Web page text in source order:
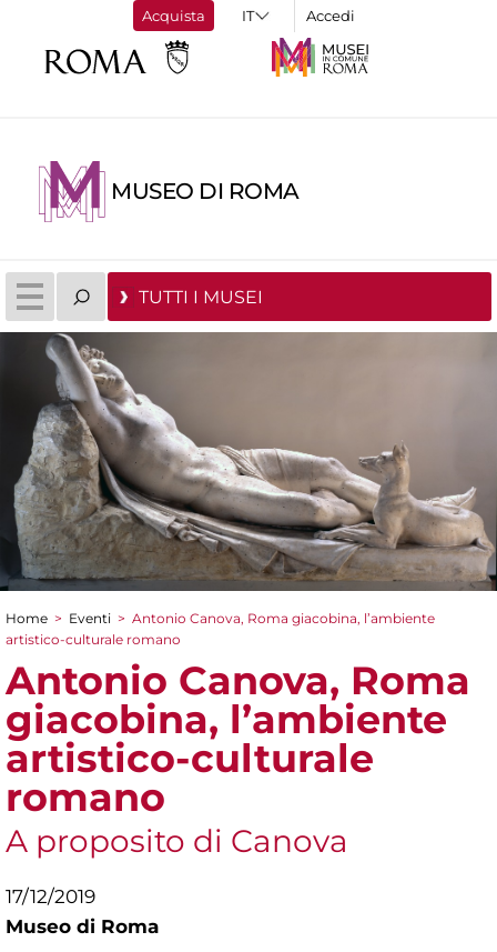
Acquista Accedi
MUSEO DI ROMA
TUTTI I MUSEI
Tu sei qui
Home > Eventi > Antonio Canova, Roma giacobina, l’ambiente
artistico-culturale romano
Antonio Canova, Roma
giacobina, l’ambiente
artistico-culturale
romano
A proposito di Canova
17/12/2019
Museo di Roma